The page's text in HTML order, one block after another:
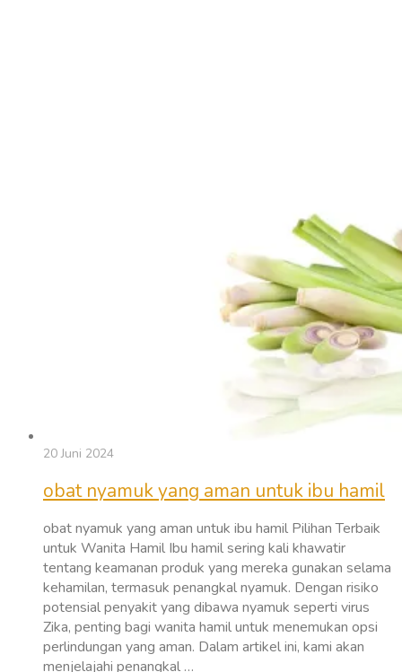
20 Juni 2024
obat nyamuk yang aman untuk ibu hamil
obat nyamuk yang aman untuk ibu hamil Pilihan Terbaik
untuk Wanita Hamil Ibu hamil sering kali khawatir
tentang keamanan produk yang mereka gunakan selama
kehamilan, termasuk penangkal nyamuk. Dengan risiko
potensial penyakit yang dibawa nyamuk seperti virus
Zika, penting bagi wanita hamil untuk menemukan opsi
perlindungan yang aman. Dalam artikel ini, kami akan
menjelajahi penangkal …